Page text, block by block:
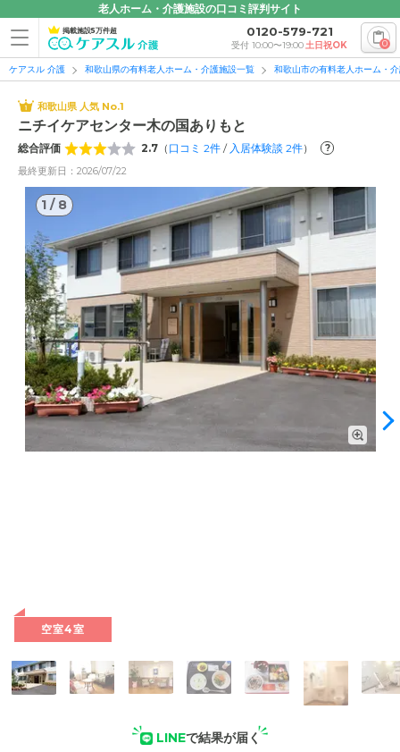
老人ホーム・介護施設の口コミ評判サイト
掲載施設5万件超 0120-579-721
受付 10:00〜19:00土日祝OK 0
ケアスル 介護 和歌山県の有料老人ホーム・介護施設一覧 和歌山市の有料老人ホーム・
和歌山県 人気 No.1
ニチイケアセンター木の国ありもと
総合評価 2.7 （ 口コミ 2件 /入居体験談 2件） ?
最終更新日：2026/07/22
1 / 8
1/8
空室4室
LINEで結果が届く